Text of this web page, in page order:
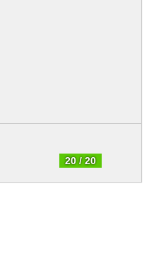
20 / 20